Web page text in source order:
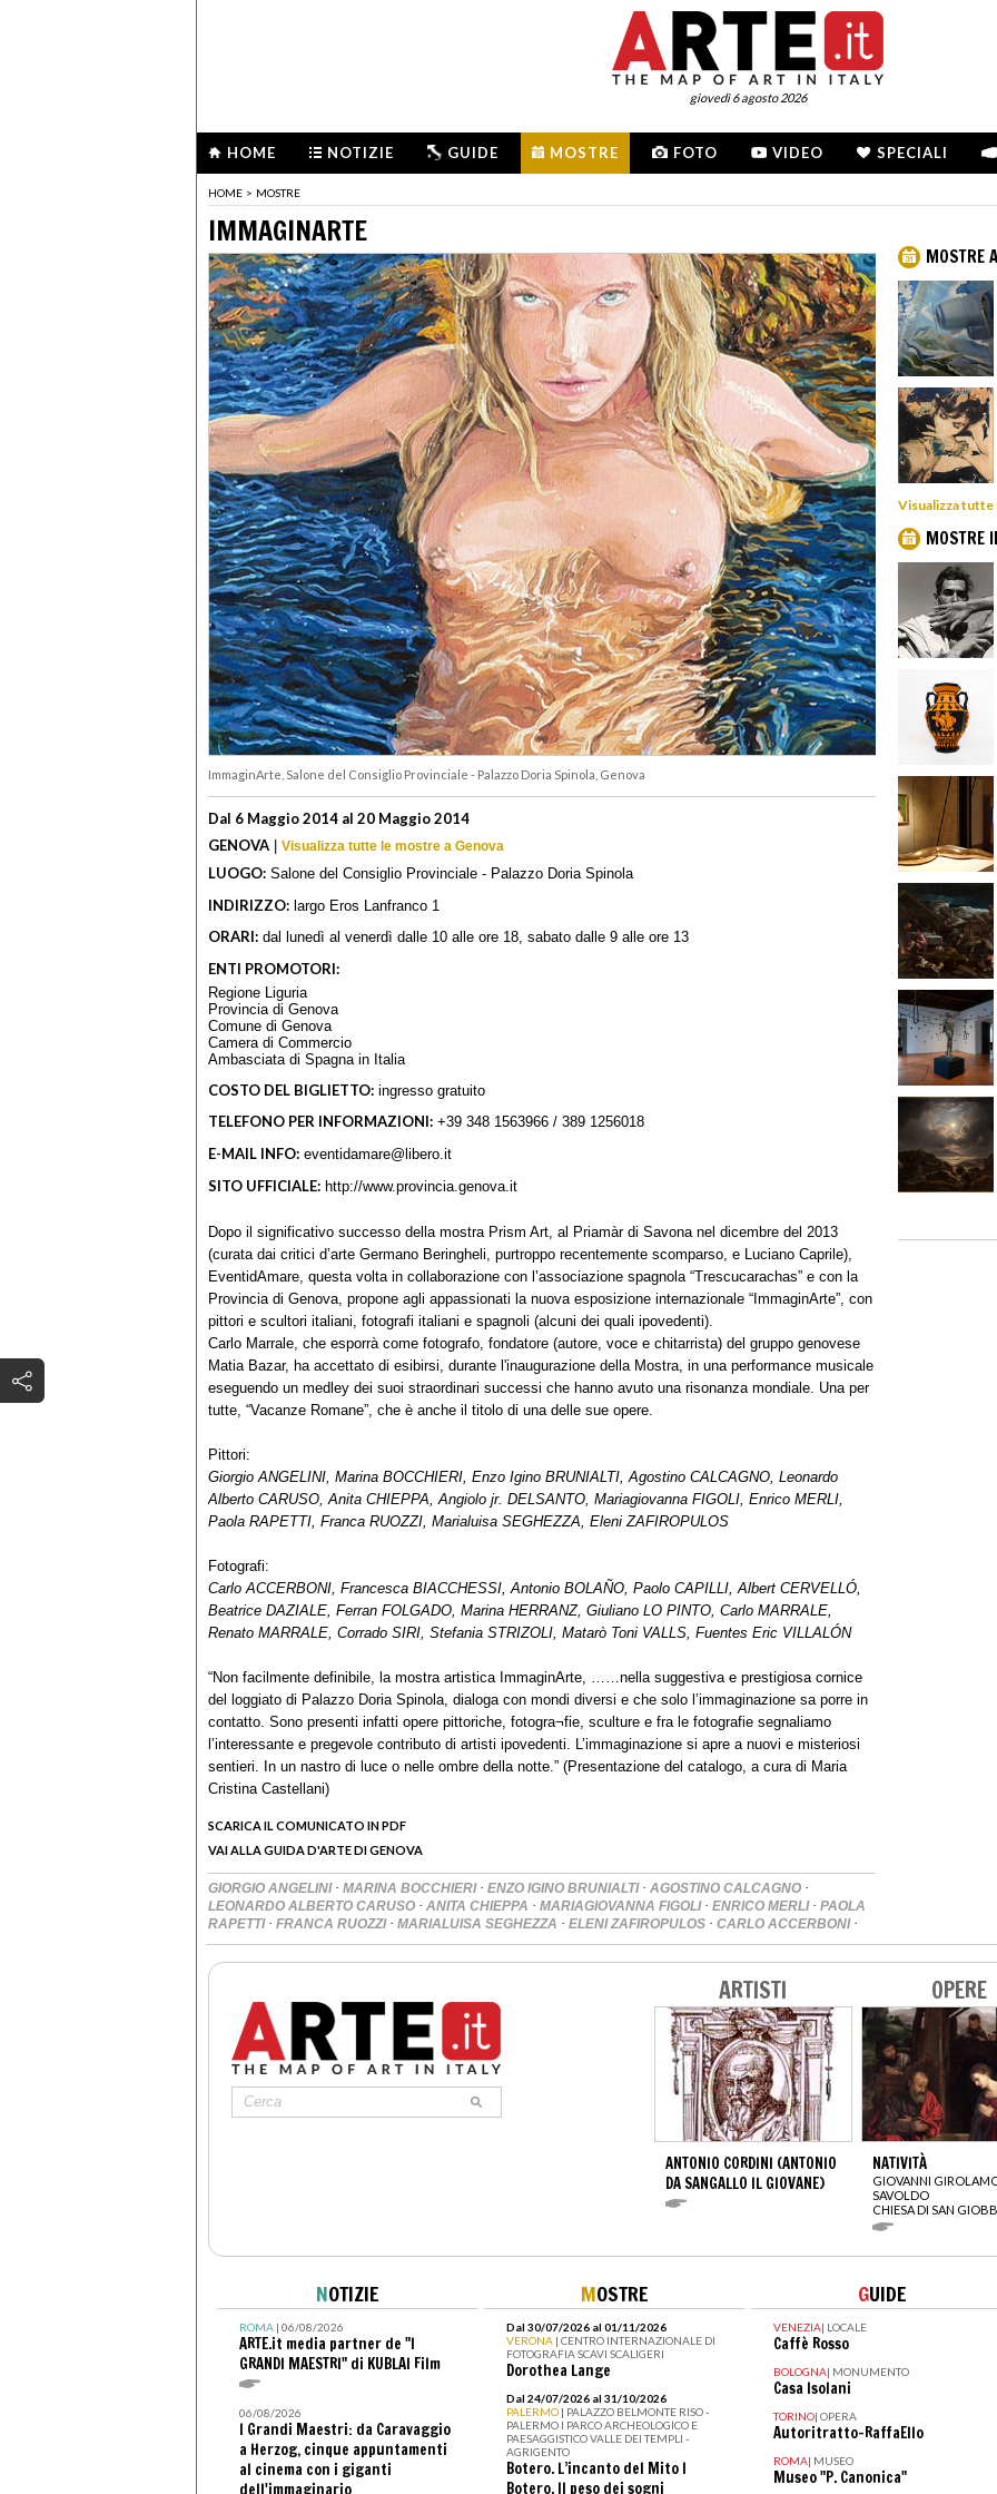
giovedì 6 agosto 2026
HOME NOTIZIE GUIDE MOSTRE FOTO VIDEO SPECIALI
HOME > MOSTRE
IMMAGINARTE
ImmaginArte, Salone del Consiglio Provinciale - Palazzo Doria Spinola, Genova
Dal 6 Maggio 2014 al 20 Maggio 2014
GENOVA | Visualizza tutte le mostre a Genova
LUOGO: Salone del Consiglio Provinciale - Palazzo Doria Spinola
INDIRIZZO: largo Eros Lanfranco 1
ORARI: dal lunedì al venerdì dalle 10 alle ore 18, sabato dalle 9 alle ore 13
ENTI PROMOTORI:
Regione Liguria
Provincia di Genova
Comune di Genova
Camera di Commercio
Ambasciata di Spagna in Italia
COSTO DEL BIGLIETTO: ingresso gratuito
TELEFONO PER INFORMAZIONI: +39 348 1563966 / 389 1256018
E-MAIL INFO: eventidamare@libero.it
SITO UFFICIALE: http://www.provincia.genova.it
Dopo il significativo successo della mostra Prism Art, al Priamàr di Savona nel dicembre del 2013
(curata dai critici d’arte Germano Beringheli, purtroppo recentemente scomparso, e Luciano Caprile),
EventidAmare, questa volta in collaborazione con l’associazione spagnola “Trescucarachas” e con la
Provincia di Genova, propone agli appassionati la nuova esposizione internazionale “ImmaginArte”, con
pittori e scultori italiani, fotografi italiani e spagnoli (alcuni dei quali ipovedenti).
Carlo Marrale, che esporrà come fotografo, fondatore (autore, voce e chitarrista) del gruppo genovese
Matia Bazar, ha accettato di esibirsi, durante l'inaugurazione della Mostra, in una performance musicale
eseguendo un medley dei suoi straordinari successi che hanno avuto una risonanza mondiale. Una per
tutte, “Vacanze Romane”, che è anche il titolo di una delle sue opere.
Pittori:
Giorgio ANGELINI, Marina BOCCHIERI, Enzo Igino BRUNIALTI, Agostino CALCAGNO, Leonardo
Alberto CARUSO, Anita CHIEPPA, Angiolo jr. DELSANTO, Mariagiovanna FIGOLI, Enrico MERLI,
Paola RAPETTI, Franca RUOZZI, Marialuisa SEGHEZZA, Eleni ZAFIROPULOS
Fotografi:
Carlo ACCERBONI, Francesca BIACCHESSI, Antonio BOLAÑO, Paolo CAPILLI, Albert CERVELLÓ,
Beatrice DAZIALE, Ferran FOLGADO, Marina HERRANZ, Giuliano LO PINTO, Carlo MARRALE,
Renato MARRALE, Corrado SIRI, Stefania STRIZOLI, Matarò Toni VALLS, Fuentes Eric VILLALÓN
“Non facilmente definibile, la mostra artistica ImmaginArte, ……nella suggestiva e prestigiosa cornice
del loggiato di Palazzo Doria Spinola, dialoga con mondi diversi e che solo l’immaginazione sa porre in
contatto. Sono presenti infatti opere pittoriche, fotogra¬fie, sculture e fra le fotografie segnaliamo
l’interessante e pregevole contributo di artisti ipovedenti. L’immaginazione si apre a nuovi e misteriosi
sentieri. In un nastro di luce o nelle ombre della notte.” (Presentazione del catalogo, a cura di Maria
Cristina Castellani)
SCARICA IL COMUNICATO IN PDF
VAI ALLA GUIDA D'ARTE DI GENOVA
GIORGIO ANGELINI · MARINA BOCCHIERI · ENZO IGINO BRUNIALTI · AGOSTINO CALCAGNO ·
LEONARDO ALBERTO CARUSO · ANITA CHIEPPA · MARIAGIOVANNA FIGOLI · ENRICO MERLI · PAOLA
RAPETTI · FRANCA RUOZZI · MARIALUISA SEGHEZZA · ELENI ZAFIROPULOS · CARLO ACCERBONI ·
MOSTRE
Visualizza tutte
MOSTRE
ARTISTI
ANTONIO CORDINI (ANTONIO
DA SANGALLO IL GIOVANE)
OPERE
NATIVITÀ
GIOVANNI
SAVOLDO
CHIESA DI SAN
NOTIZIE
ROMA| 06/08/2026
ARTE.it media partner de "I
GRANDI MAESTRI" di KUBLAI Film
06/08/2026
I Grandi Maestri: da Caravaggio
a Herzog, cinque appuntamenti
al cinema con i giganti
dell'immaginario
MOSTRE
Dal 30/07/2026 al 01/11/2026
VERONA | CENTRO INTERNAZIONALE DI
FOTOGRAFIA SCAVI SCALIGERI
Dorothea Lange
Dal 24/07/2026 al 31/10/2026
PALERMO | PALAZZO BELMONTE RISO -
PALERMO I PARCO ARCHEOLOGICO E
PAESAGGISTICO VALLE DEI TEMPLI -
AGRIGENTO
Botero. L’incanto del Mito I
Botero. Il peso dei sogni
GUIDE
VENEZIA| LOCALE
Caffè Rosso
BOLOGNA| MONUMENTO
Casa Isolani
TORINO| OPERA
Autoritratto-RaffaEllo
ROMA| MUSEO
Museo "P. Canonica"